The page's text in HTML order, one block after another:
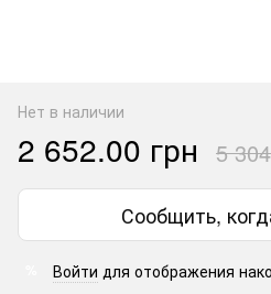
Нет в наличии
2 652.00 грн 5
Сообщить,
Войти для отображения